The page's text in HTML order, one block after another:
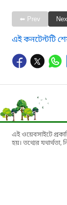
⬅ Prev
এই কনটেন্টটি
এই ওয়েবসাইটে
হয়। তথ্যের যথার্থতা,